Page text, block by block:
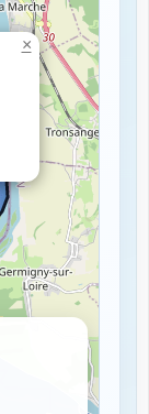
fibre...
×